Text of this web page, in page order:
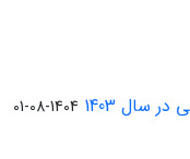
سال 1403 1404-08-01